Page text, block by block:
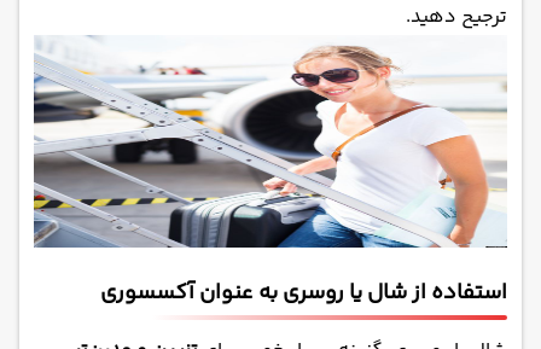
ترجیح دهید.
استفاده از شال یا روسری به عنوان آکسسوری